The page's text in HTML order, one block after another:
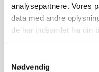
analysepartnere. Vores
data med andre
de har indsamlet fra din
Nødvendig